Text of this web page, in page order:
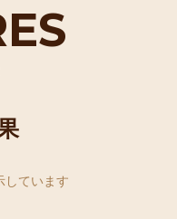
しています